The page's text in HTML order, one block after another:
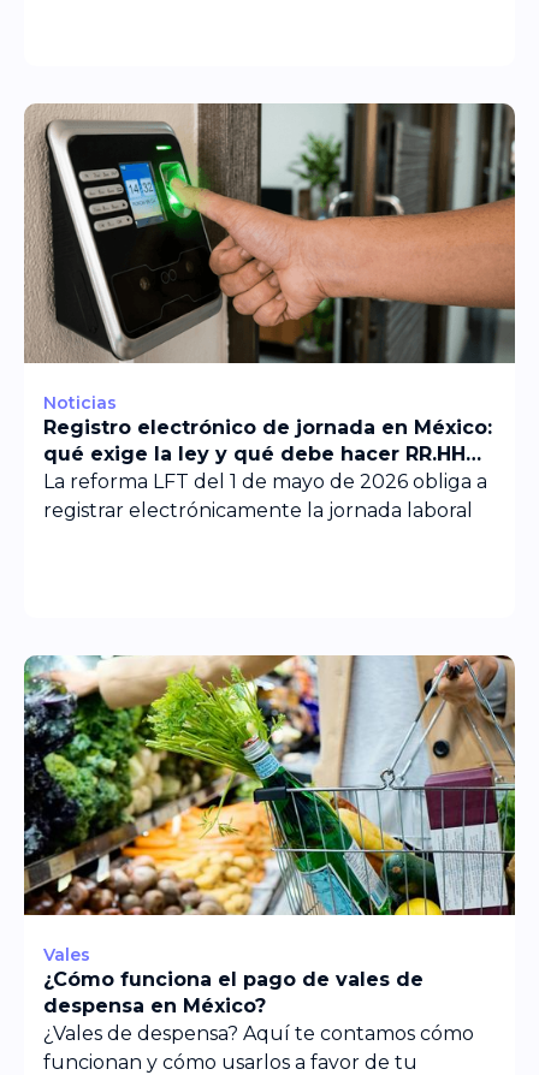
Noticias
Registro electrónico de jornada en México:
qué exige la ley y qué debe hacer RR.HH
antes del 1 de enero de 2027
La reforma LFT del 1 de mayo de 2026 obliga a
registrar electrónicamente la jornada laboral
Vales
¿Cómo funciona el pago de vales de
despensa en México?
¿Vales de despensa? Aquí te contamos cómo
funcionan y cómo usarlos a favor de tu